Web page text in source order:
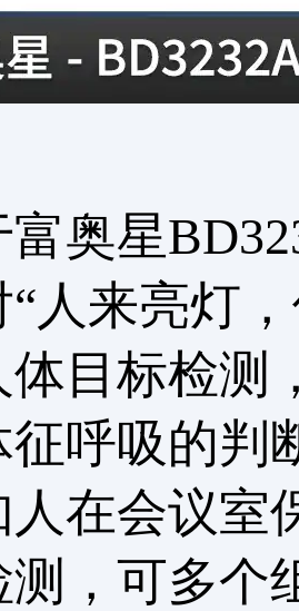
奥星
人来亮灯
目标检测
征呼吸的判
人在会议室
，可多个